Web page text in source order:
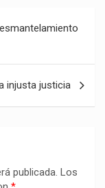
injusta justicia
publicada. Los